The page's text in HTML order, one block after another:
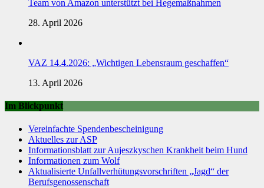
Team von Amazon unterstützt bei Hegemaßnahmen
28. April 2026
VAZ 14.4.2026: „Wichtigen Lebensraum geschaffen“
13. April 2026
Im Blickpunkt
Vereinfachte Spendenbescheinigung
Aktuelles zur ASP
Informationsblatt zur Aujeszkyschen Krankheit beim Hund
Informationen zum Wolf
Aktualisierte Unfallverhütungsvorschriften „Jagd“ der
Berufsgenossenschaft